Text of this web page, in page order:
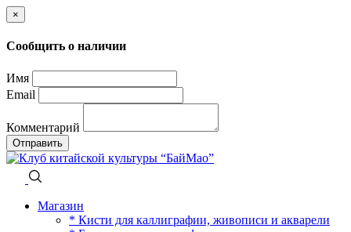
×
Сообщить о наличии
Имя
Email
Комментарий
Отправить
Магазин
* Кисти для каллиграфии, живописи и акварели